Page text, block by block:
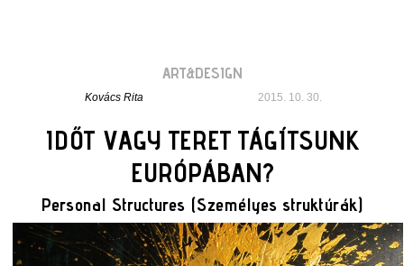
ART&DESIGN
Kovács Rita 2015. 10. 30.
IDŐT VAGY TERET TÁGÍTSUNK
EURÓPÁBAN?
Personal Structures (Személyes struktúrák)